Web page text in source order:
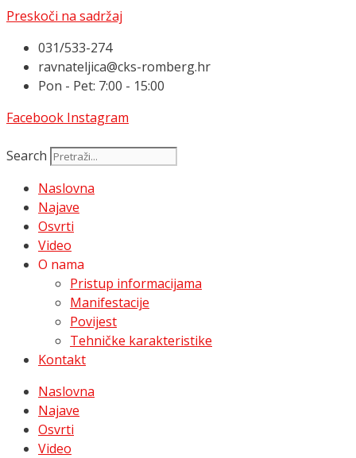
Preskoči na sadržaj
031/533-274
ravnateljica@cks-romberg.hr
Pon - Pet: 7:00 - 15:00
Facebook Instagram
Search
Naslovna
Najave
Osvrti
Video
O nama
Pristup informacijama
Manifestacije
Povijest
Tehničke karakteristike
Kontakt
Naslovna
Najave
Osvrti
Video